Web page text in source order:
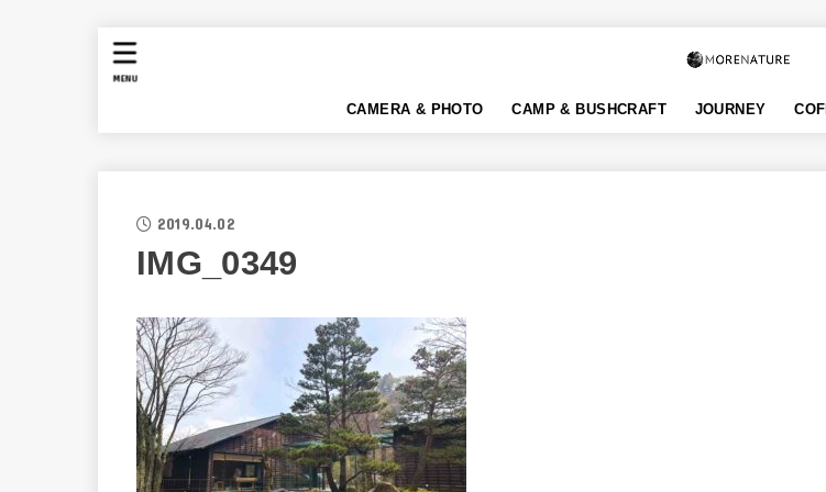
CAMERA & PHOTO CAMP & BUSHCRAFT JOURNEY
MENU
2019.04.02
IMG_0349